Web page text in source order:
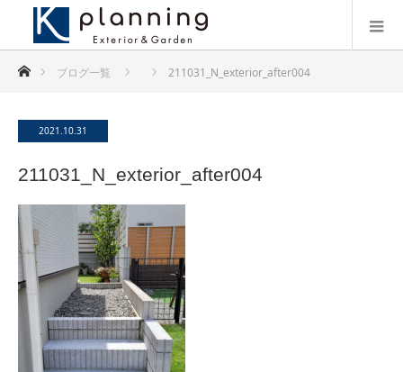
ホームブログ一覧 211031_N_exterior_after004
2021.10.31
211031_N_exterior_after004